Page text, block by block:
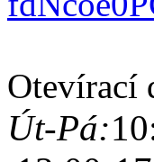
Otevírací
Út-Pá: